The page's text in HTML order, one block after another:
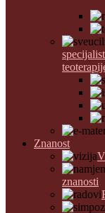
Znanost
znanosti